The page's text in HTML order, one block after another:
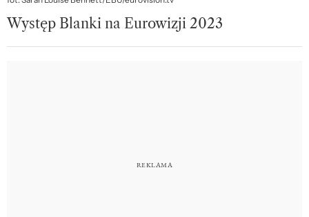
Występ Blanki na Eurowizji 2023